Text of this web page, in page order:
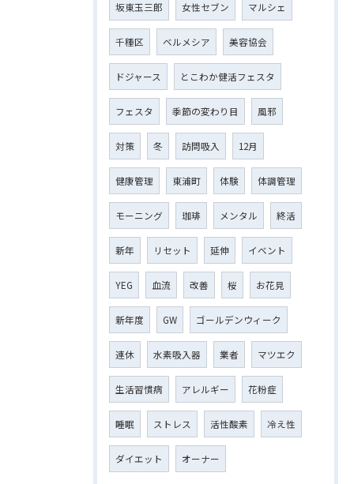
坂東玉三郎 女性セブン マルシェ
千種区 ベルメシア 美容協会
ドジャース とこわか健活フェスタ
フェスタ 季節の変わり目 風邪
対策 冬 訪問吸入 12月
健康管理 東浦町 体験 体調管理
モーニング 珈琲 メンタル 終活
新年 リセット 延伸 イベント
YEG 血流 改善 桜 お花見
新年度 GW ゴールデンウィーク
連休 水素吸入器 業者 マツエク
生活習慣病 アレルギー 花粉症
睡眠 ストレス 活性酸素 冷え性
ダイエット オーナー